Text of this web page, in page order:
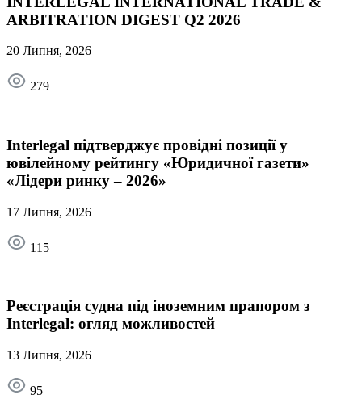
ARBITRATION DIGEST Q2 2026
20 Липня, 2026
279
Interlegal підтверджує провідні позиції у
ювілейному рейтингу «Юридичної газети»
«Лідери ринку – 2026»
17 Липня, 2026
115
Реєстрація судна під іноземним прапором з
Interlegal: огляд можливостей
13 Липня, 2026
95